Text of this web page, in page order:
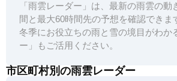
「雨雲レーダー」は、最新の雨雲の動
間と最大60時間先の予想を確認できま
冬季にお役立ちの雨と雪の境目がわか
ー」もご活用ください。
市区町村別の雨雲レーダー